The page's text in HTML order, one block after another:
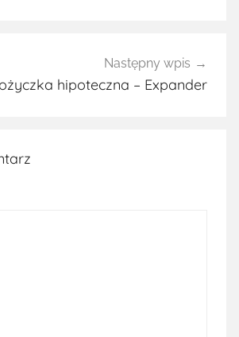
Następny wpis
hipoteczna – Expander